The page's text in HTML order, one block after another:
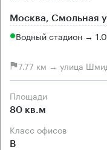
Москва, Смольная
Водный стадион →
7.77 км → улица
Площади
80 кв.м
Класс офисов
B